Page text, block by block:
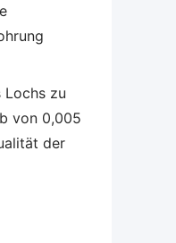
Lochs zu
von 0,005
der